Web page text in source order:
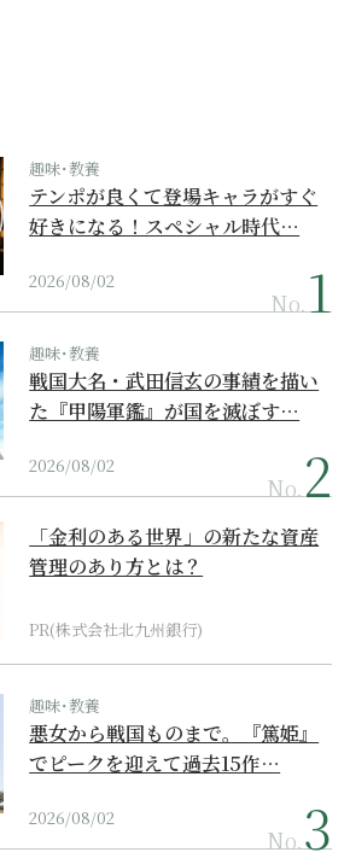
趣味･教養
テンポが良くて登場キャラがすぐ
好きになる！スペシャル時代…
2026/08/02
No.
趣味･教養
戦国大名・武田信玄の事績を描い
た『甲陽軍鑑』が国を滅ぼす…
2026/08/02
No.
「金利のある世界」の新たな資産
管理のあり方とは？
PR(株式会社北九州銀行)
趣味･教養
悪女から戦国ものまで。『篤姫』
でピークを迎えて過去15作…
2026/08/02
No.